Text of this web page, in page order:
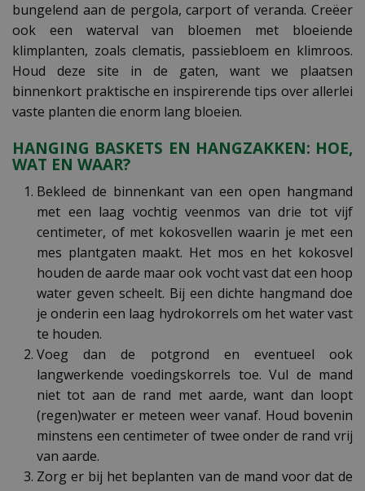
bungelend aan de pergola, carport of veranda. Creëer
ook een waterval van bloemen met bloeiende
klimplanten, zoals clematis, passiebloem en klimroos.
Houd deze site in de gaten, want we plaatsen
binnenkort praktische en inspirerende tips over allerlei
vaste planten die enorm lang bloeien.
HANGING BASKETS EN HANGZAKKEN: HOE,
WAT EN WAAR?
Bekleed de binnenkant van een open hangmand
met een laag vochtig veenmos van drie tot vijf
centimeter, of met kokosvellen waarin je met een
mes plantgaten maakt. Het mos en het kokosvel
houden de aarde maar ook vocht vast dat een hoop
water geven scheelt. Bij een dichte hangmand doe
je onderin een laag hydrokorrels om het water vast
te houden.
Voeg dan de potgrond en eventueel ook
langwerkende voedingskorrels toe. Vul de mand
niet tot aan de rand met aarde, want dan loopt
(regen)water er meteen weer vanaf. Houd bovenin
minstens een centimeter of twee onder de rand vrij
van aarde.
Zorg er bij het beplanten van de mand voor dat de